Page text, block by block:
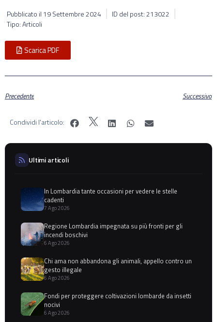
Pubblicato il 19 Settembre 2024
ID del post: 213022
Tipo: Articoli
Scarica PDF
Precedente Successivo
Condividi l'articolo:
Ultimi articoli
In Lombardia tante occasioni per vedere le stelle
cadenti
7 Ago 2026
Regione Lombardia impegnata su più fronti per gli
incendi boschivi
6 Ago 2026
Chi ama non abbandona gli animali, appello contro un
gesto illegale
6 Ago 2026
Fondi per proteggere coltivazioni lombarde da insetti
nocivi
6 Ago 2026